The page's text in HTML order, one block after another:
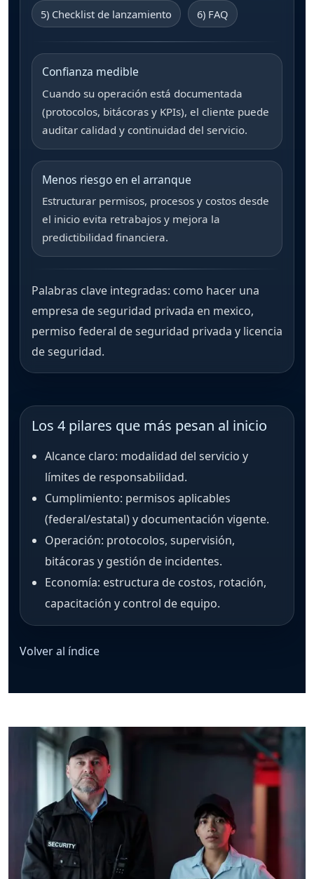
5) Checklist de lanzamiento 6) FAQ
Confianza medible
Cuando su operación está documentada
(protocolos, bitácoras y KPIs), el cliente puede
auditar calidad y continuidad del servicio.
Menos riesgo en el arranque
Estructurar permisos, procesos y costos desde
el inicio evita retrabajos y mejora la
predictibilidad financiera.
Palabras clave integradas: como hacer una
empresa de seguridad privada en mexico,
permiso federal de seguridad privada y licencia
de seguridad.
Los 4 pilares que más pesan al inicio
Alcance claro: modalidad del servicio y
límites de responsabilidad.
Cumplimiento: permisos aplicables
(federal/estatal) y documentación vigente.
Operación: protocolos, supervisión,
bitácoras y gestión de incidentes.
Economía: estructura de costos, rotación,
capacitación y control de equipo.
Volver al índice